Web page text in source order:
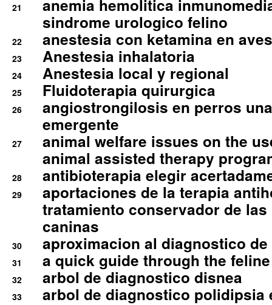
21
anemia hemolitica
sindrome urologico felino
22 anestesia con ketamina en
23 Anestesia inhalatoria
24 Anestesia local y regional
25 Fluidoterapia quirurgica
26
angiostrongilosis en perros
emergente
27
animal welfare issues on the
animal assisted therapy
28 antibioterapia elegir
29
aportaciones de la terapia
tratamiento conservador de
caninas
30 aproximacion al diagnostico
31 a quick guide through the
32 arbol de diagnostico disnea
33
arbol de diagnostico polidipsia